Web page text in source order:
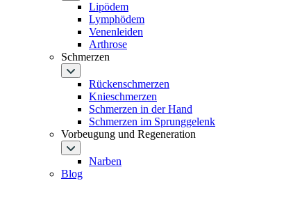
Lipödem
Lymphödem
Venenleiden
Arthrose
Schmerzen
Rückenschmerzen
Knieschmerzen
Schmerzen in der Hand
Schmerzen im Sprunggelenk
Vorbeugung und Regeneration
Narben
Blog